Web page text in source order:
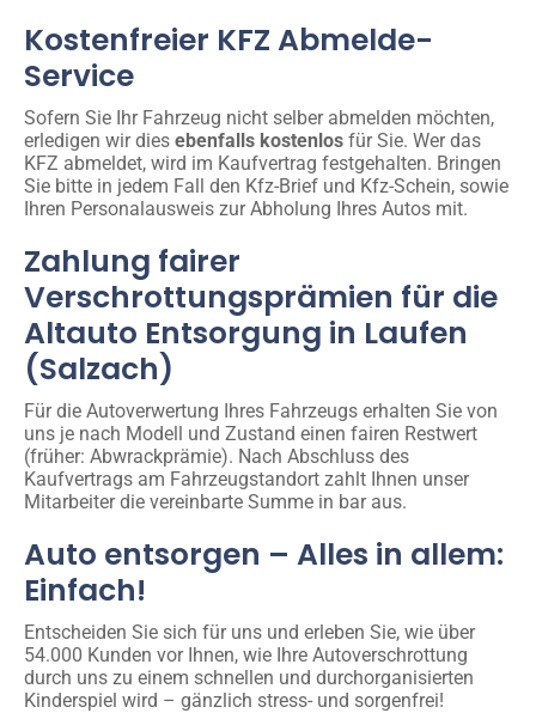
Kostenfreier KFZ Abmelde-
Service
Sofern Sie Ihr Fahrzeug nicht selber abmelden möchten,
erledigen wir dies ebenfalls kostenlos für Sie. Wer das
KFZ abmeldet, wird im Kaufvertrag festgehalten. Bringen
Sie bitte in jedem Fall den Kfz-Brief und Kfz-Schein, sowie
Ihren Personalausweis zur Abholung Ihres Autos mit.
Zahlung fairer
Verschrottungsprämien für die
Altauto Entsorgung in Laufen
(Salzach)
Für die Autoverwertung Ihres Fahrzeugs erhalten Sie von
uns je nach Modell und Zustand einen fairen Restwert
(früher: Abwrackprämie). Nach Abschluss des
Kaufvertrags am Fahrzeugstandort zahlt Ihnen unser
Mitarbeiter die vereinbarte Summe in bar aus.
Auto entsorgen – Alles in allem:
Einfach!
Entscheiden Sie sich für uns und erleben Sie, wie über
54.000 Kunden vor Ihnen, wie Ihre Autoverschrottung
durch uns zu einem schnellen und durchorganisierten
Kinderspiel wird – gänzlich stress- und sorgenfrei!